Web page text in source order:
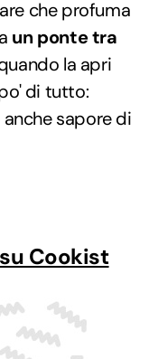
che profuma
un ponte tra
la apri
di tutto:
sapore di
Cookist